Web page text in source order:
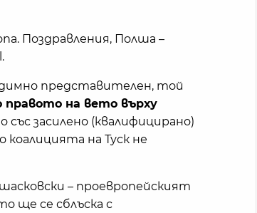
Поздравления, Полша –
представителен, той
правото на вето върху
засилено (квалифицирано)
на Туск не
– проевропейският
ще се сблъска с